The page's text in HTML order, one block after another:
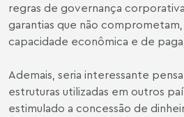
regras de governança
garantias que não
capacidade econômica e de
Ademais, seria interessante
estruturas utilizadas em outros
estimulado a concessão de